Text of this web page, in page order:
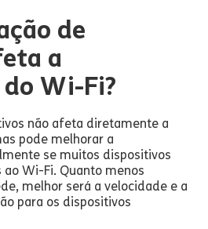
de
a
Wi-Fi?
não afeta diretamente a
pode melhorar a
se muitos dispositivos
Wi-Fi. Quanto menos
melhor será a velocidade e a
para os dispositivos